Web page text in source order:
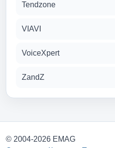
Tendzone
VIAVI
VoiceXpert
ZandZ
© 2004-2026 EMAG